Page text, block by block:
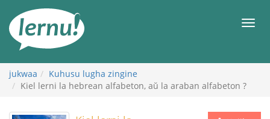
maudhui
jukwaa
Kuhusu lugha zingine
Kiel lerni la hebrean alfabeton, aŭ la araban alfabeton ?